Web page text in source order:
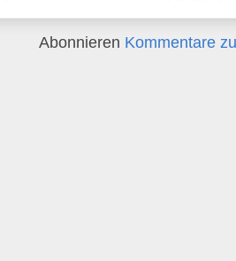
Abonnieren Kommentare